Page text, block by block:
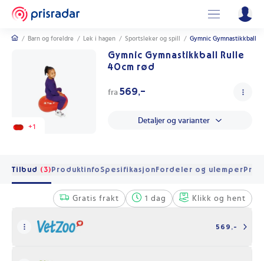
/ Barn og foreldre / Lek i hagen / Sportsleker og spill / Gymnic Gymnastikkball
+1
Gymnic Gymnastikkball Rulle
40cm rød
fra 569,-
Detaljer og varianter
Tilbud (3)Produktinfo SpesifikasjonFordeler og ulemperPris
Gratis frakt 1 dag Klikk og hent
569,-